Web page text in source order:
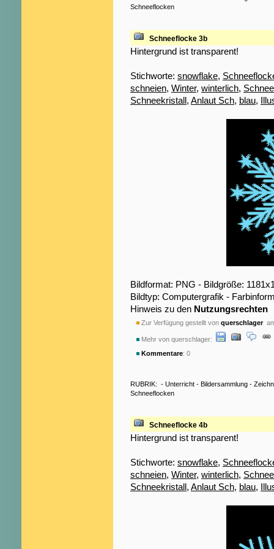
Schneeflocken
Schneeflocke 3b
Hintergrund ist transparent!
Stichworte: snowflake,
schneien, Winter, winterlich, Schnee
Schneekristall, Anlaut Sch, blau,
Bildformat: PNG - Bildgröße:
Bildtyp: Computergrafik -
Hinweis zu den Nutzungsrechten
Zur Verfügung gestellt von querschlageram
Mehr von querschlager:
Kommentare: 0
RUBRIK: - Unterricht - Bildersammlung -
Schneeflocken
Schneeflocke 4b
Hintergrund ist transparent!
Stichworte: snowflake,
schneien, Winter, winterlich, Schnee
Schneekristall, Anlaut Sch, blau,